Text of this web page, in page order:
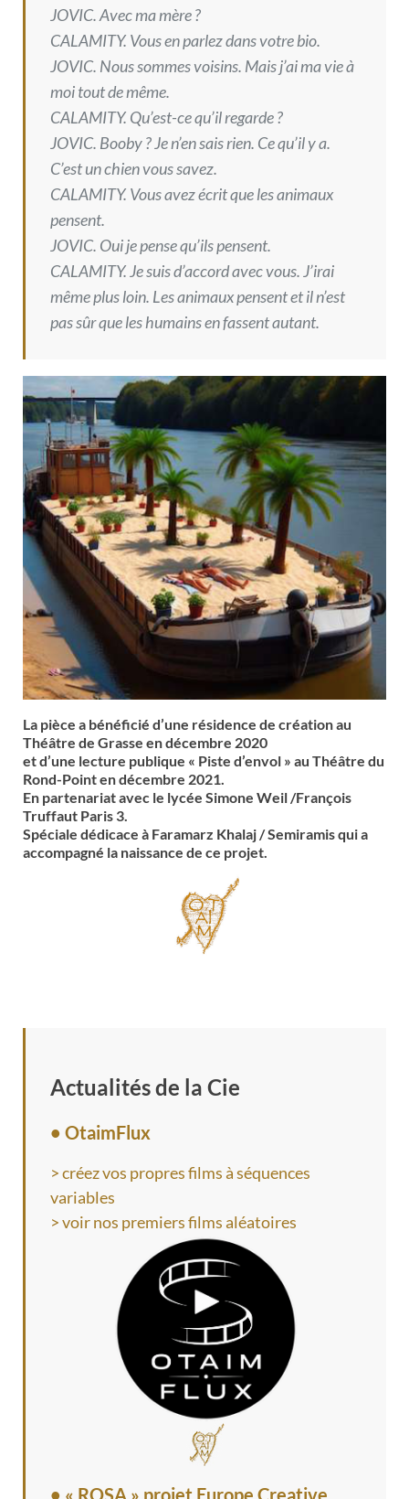
JOVIC. Avec ma mère ?
CALAMITY. Vous en parlez dans votre bio.
JOVIC. Nous sommes voisins. Mais j’ai ma vie à
moi tout de même.
CALAMITY. Qu’est-ce qu’il regarde ?
JOVIC. Booby ? Je n’en sais rien. Ce qu’il y a.
C’est un chien vous savez.
CALAMITY. Vous avez écrit que les animaux
pensent.
JOVIC. Oui je pense qu’ils pensent.
CALAMITY. Je suis d’accord avec vous. J’irai
même plus loin. Les animaux pensent et il n’est
pas sûr que les humains en fassent autant.
La pièce a bénéficié d’une résidence de création au
Théâtre de Grasse en décembre 2020
et d’une lecture publique « Piste d’envol » au Théâtre du
Rond-Point en décembre 2021.
En partenariat avec le lycée Simone Weil /François
Truffaut Paris 3.
Spéciale dédicace à Faramarz Khalaj / Semiramis qui a
accompagné la naissance de ce projet.
Actualités de la Cie
• OtaimFlux
> créez vos propres films à séquences
variables
> voir nos premiers films aléatoires
• « ROSA » projet Europe Creative